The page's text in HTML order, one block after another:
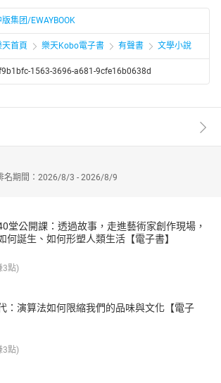
版集团/EWAYBOOK
天首頁 樂天Kobo電子書 有聲書 文學小說
1563-3696-a681-9cfe16b0638d
名期間：2026/8/3 - 2026/8/9
堂公開課：透過故事，走進藝術家創作現場，
何誕生、如何形塑人類生活【電子書】
3點)
：演算法如何限縮我們的品味與文化【電子
3點)